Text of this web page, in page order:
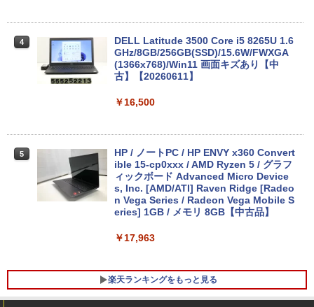
4
DELL Latitude 3500 Core i5 8265U 1.6
GHz/8GB/256GB(SSD)/15.6W/FWXGA
(1366x768)/Win11 画面キズあり【中
古】【20260611】
￥16,500
5
HP / ノートPC / HP ENVY x360 Convert
ible 15-cp0xxx / AMD Ryzen 5 / グラフ
ィックボード Advanced Micro Device
s, Inc. [AMD/ATI] Raven Ridge [Radeo
n Vega Series / Radeon Vega Mobile S
eries] 1GB / メモリ 8GB【中古品】
￥17,963
楽天ランキングをもっと見る